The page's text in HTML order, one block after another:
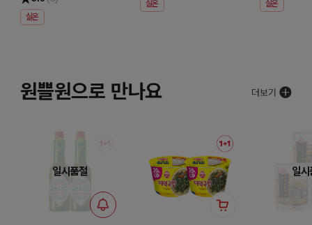
실온
실온 실온
원쁠원으로 만나요
일시품절 일